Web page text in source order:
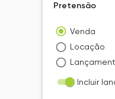
Pretensão
Venda
Locação
Incluir